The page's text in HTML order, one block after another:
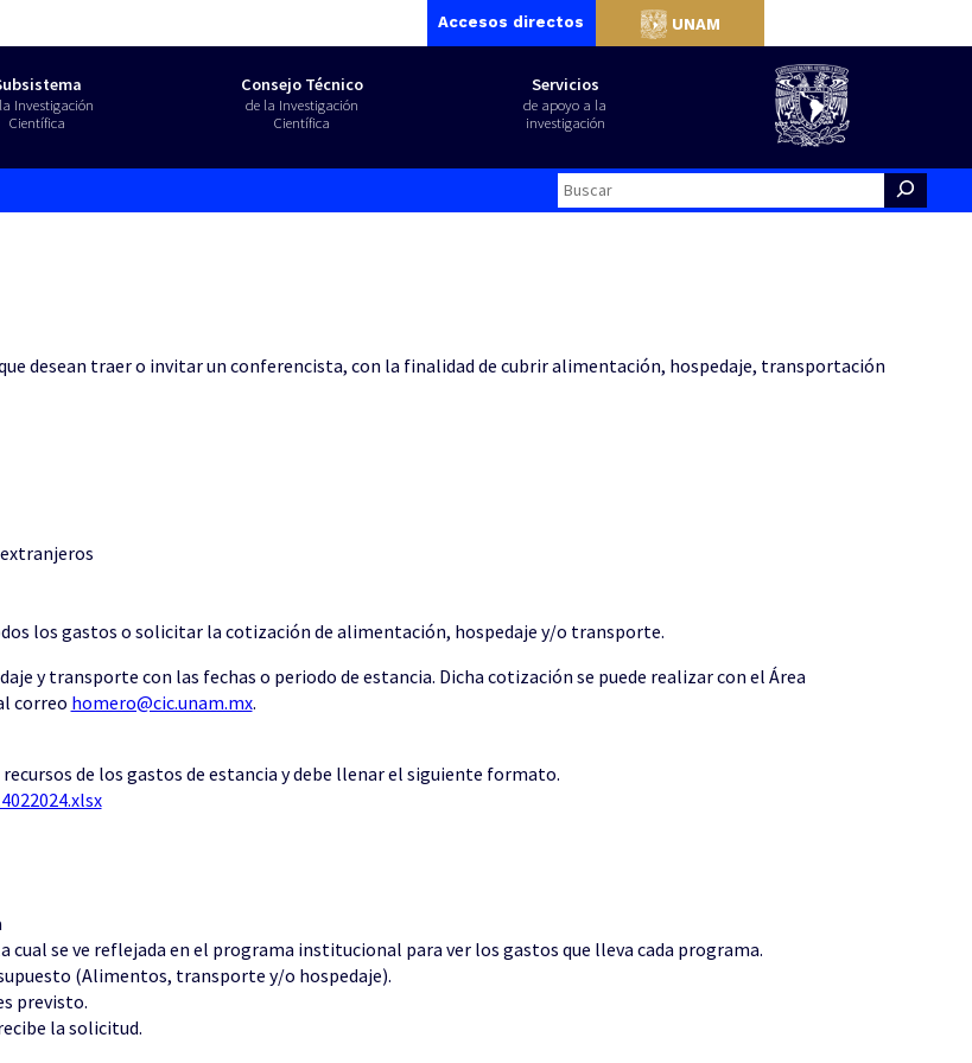
Accesos directos UNAM
Investigación
Científica
Consejo Técnico
de la Investigación
Científica
Servicios
de apoyo a la
investigación
Search
desean traer o invitar un conferencista, con la finalidad de cubrir alimentación, hospedaje, transportación
los gastos o solicitar la cotización de alimentación, hospedaje y/o transporte.
y transporte con las fechas o periodo de estancia. Dicha cotización se puede realizar con el Área
correo homero@cic.unam.mx.
de los gastos de estancia y debe llenar el siguiente formato.
se ve reflejada en el programa institucional para ver los gastos que lleva cada programa.
(Alimentos, transporte y/o hospedaje).
previsto.
la solicitud.